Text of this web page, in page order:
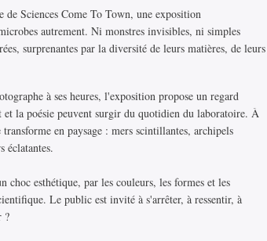
Sciences Come To Town, une exposition
autrement. Ni monstres invisibles, ni simples
surprenantes par la diversité de leurs matières, de leurs
à ses heures, l'exposition propose un regard
la poésie peuvent surgir du quotidien du laboratoire. À
en paysage : mers scintillantes, archipels
éclatantes.
esthétique, par les couleurs, les formes et les
Le public est invité à s'arrêter, à ressentir, à
?